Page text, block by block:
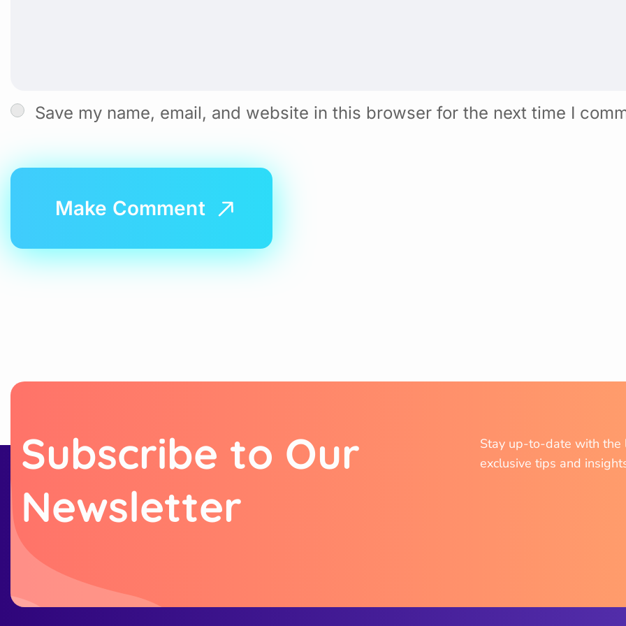
Save my name, email, and website in this browser for the next time I
Subscribe to Our
Newsletter
Stay up-to-date with the
exclusive tips and